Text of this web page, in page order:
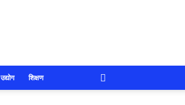
उद्योग शिक्षण